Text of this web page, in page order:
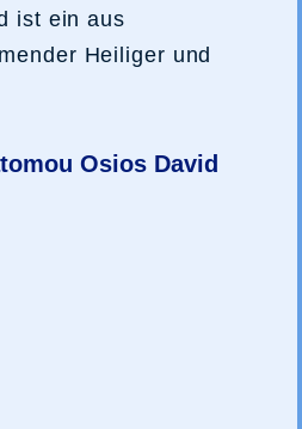
ist ein aus
Heiliger und
Osios David